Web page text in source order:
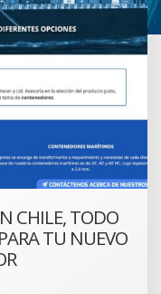
CHILE, TODO
TU NUEVO